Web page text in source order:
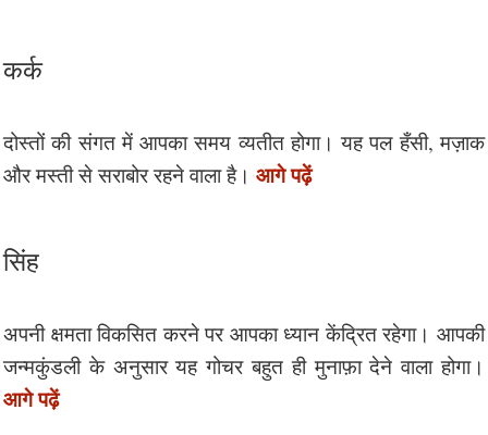
कर्क
दोस्तों की संगत में आपका समय व्यतीत होगा। यह पल हँसी, मज़ाक
और मस्ती से सराबोर रहने वाला है। आगे पढ़ें
सिंह
अपनी क्षमता विकसित करने पर आपका ध्यान केंद्रित रहेगा। आपकी
जन्मकुंडली के अनुसार यह गोचर बहुत ही मुनाफ़ा देने वाला होगा।
आगे पढ़ें